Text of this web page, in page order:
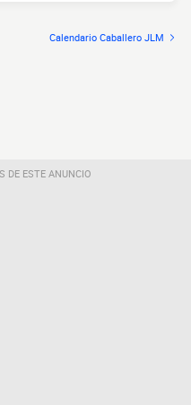
Calendario Caballero JLM
DE ESTE ANUNCIO